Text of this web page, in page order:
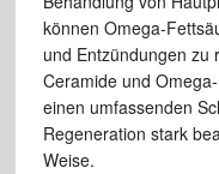
können Omega-
und Entzündungen zu
Ceramide und
einen umfassenden
Regeneration stark
Weise.